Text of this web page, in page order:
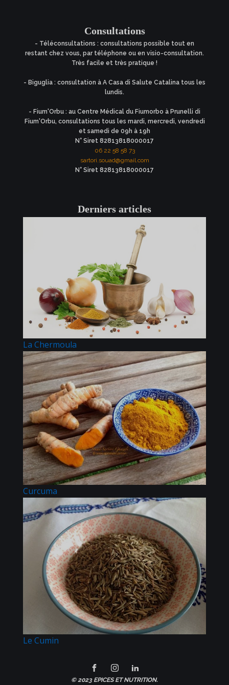
Consultations
- Téléconsultations : consultations possible tout en
restant chez vous, par téléphone ou en visio-consultation.
Très facile et très pratique !
- Biguglia : consultation à A Casa di Salute Catalina tous les
lundis.
- Fium'Orbu : au Centre Médical du Fiumorbo à Prunelli di
Fium'Orbu, consultations tous les mardi, mercredi, vendredi
et samedi de 09h à 19h
N° Siret 82813818000017
06 22 58 58 73
sartori.souad@gmail.com
N° Siret 82813818000017
Derniers articles
La Chermoula
Curcuma
Le Cumin
© 2023 EPICES ET NUTRITION.